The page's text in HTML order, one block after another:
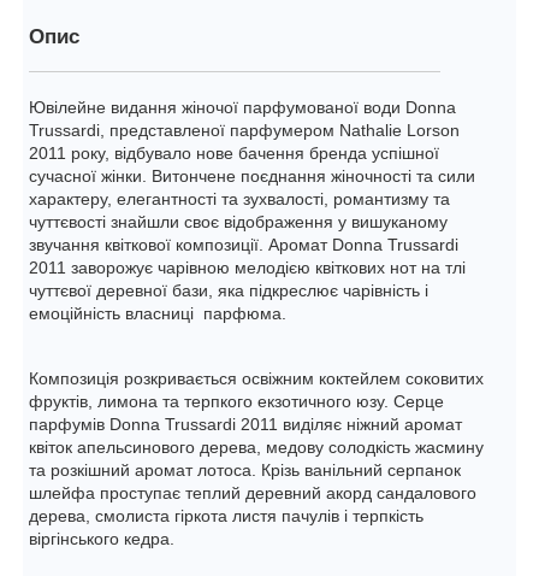
Опис
Ювілейне видання жіночої парфумованої води Donna
Trussardi, представленої парфумером Nathalie Lorson
2011 року, відбувало нове бачення бренда успішної
сучасної жінки. Витончене поєднання жіночності та сили
характеру, елегантності та зухвалості, романтизму та
чуттєвості знайшли своє відображення у вишуканому
звучання квіткової композиції. Аромат Donna Trussardi
2011 заворожує чарівною мелодією квіткових нот на тлі
чуттєвої деревної бази, яка підкреслює чарівність і
емоційність власниці парфюма.
Композиція розкривається освіжним коктейлем соковитих
фруктів, лимона та терпкого екзотичного юзу. Серце
парфумів Donna Trussardi 2011 виділяє ніжний аромат
квіток апельсинового дерева, медову солодкість жасмину
та розкішний аромат лотоса. Крізь ванільний серпанок
шлейфа проступає теплий деревний акорд сандалового
дерева, смолиста гіркота листя пачулів і терпкість
віргінського кедра.